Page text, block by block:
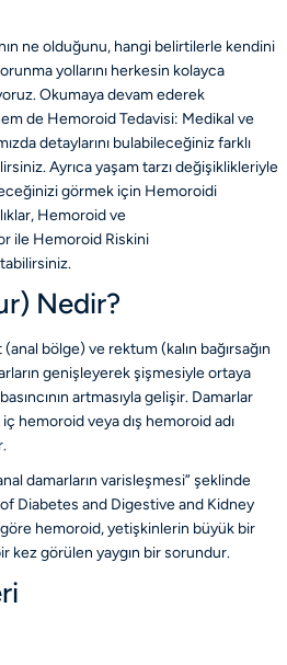
ne olduğunu, hangi belirtilerle kendini
yollarını herkesin kolayca
Okumaya devam ederek
de Hemoroid Tedavisi: Medikal ve
detaylarını bulabileceğiniz farklı
Ayrıca yaşam tarzı değişiklikleriyle
görmek için Hemoroidi
, Hemoroid ve
ile Hemoroid Riskini
Nedir?
bölge) ve rektum (kalın bağırsağın
genişleyerek şişmesiyle ortaya
artmasıyla gelişir. Damarlar
hemoroid veya dış hemoroid adı
damarların varisleşmesi” şeklinde
Diabetes and Digestive and Kidney
hemoroid, yetişkinlerin büyük bir
kez görülen yaygın bir sorundur.